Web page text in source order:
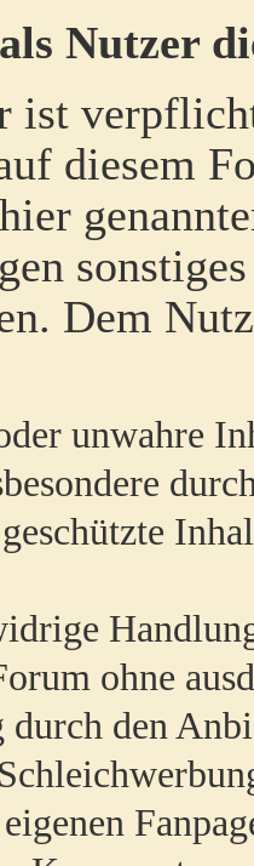
Nutzer
ist
diesem
Dem
unwahre
ohne
durch den